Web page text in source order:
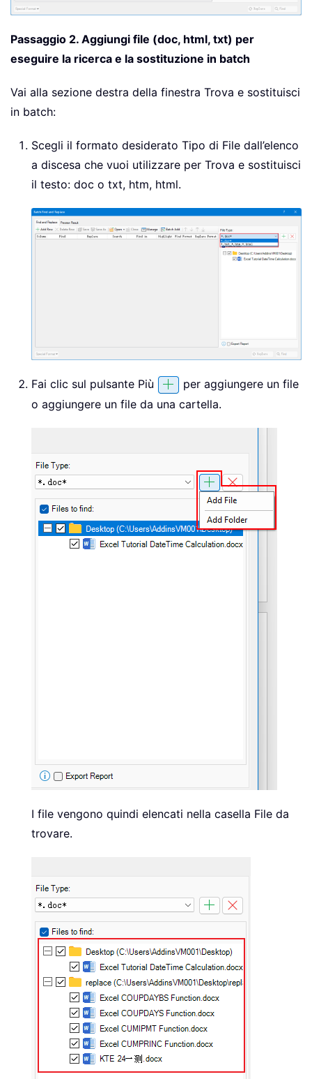
Passaggio 2. Aggiungi file (doc, html, txt) per
eseguire la ricerca e la sostituzione in batch
Vai alla sezione destra della finestra Trova e sostituisci
in batch:
Scegli il formato desiderato Tipo di File dall’elenco
a discesa che vuoi utilizzare per Trova e sostituisci
il testo: doc o txt, htm, html.
Fai clic sul pulsante Più
per aggiungere un file
o aggiungere un file da una cartella.
I file vengono quindi elencati nella casella File da
trovare.